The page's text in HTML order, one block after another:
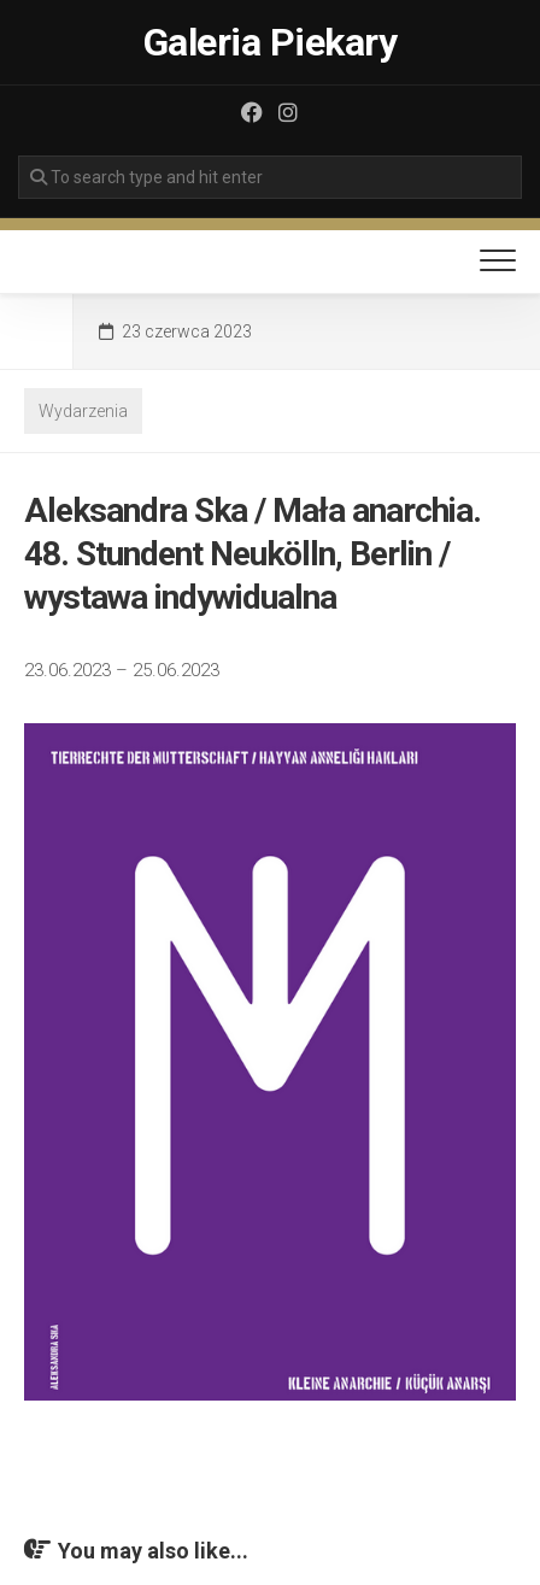
Galeria Piekary
23 czerwca 2023
Wydarzenia
Aleksandra Ska / Mała anarchia.
48. Stundent Neukölln, Berlin /
wystawa indywidualna
23.06.2023 – 25.06.2023
You may also like...